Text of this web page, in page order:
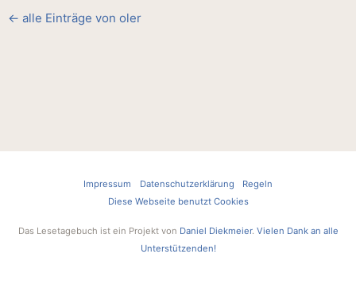
← alle Einträge von oler
Impressum Datenschutzerklärung
Regeln
Diese Webseite benutzt Cookies
Das Lesetagebuch ist ein Projekt von Daniel Diekmeier. Vielen Dank an alle
Unterstützenden!